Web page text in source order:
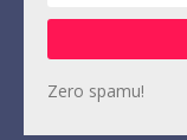
Zero spamu!